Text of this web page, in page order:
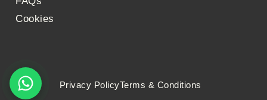
Cookies
Privacy PolicyTerms & Conditions